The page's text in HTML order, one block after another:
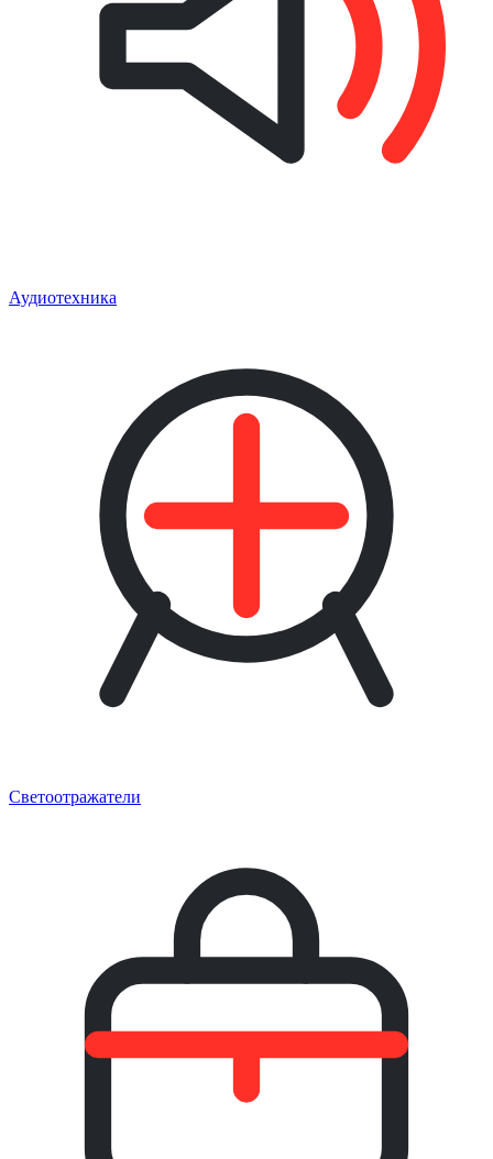
Аудиотехника
Светоотражатели